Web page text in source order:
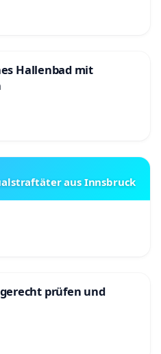
Hallenbad mit
aus Innsbruck
prüfen und